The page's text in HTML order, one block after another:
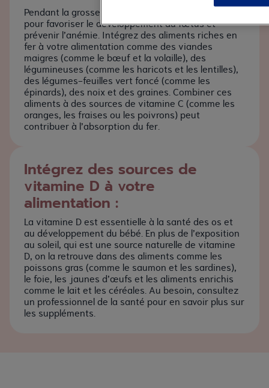
Pendant la grossesse, le besoin en fer augmente
pour favoriser le développement du fœtus et
prévenir l’anémie. Intégrez des aliments riches en
fer à votre alimentation comme des viandes
maigres (comme le bœuf et la volaille), des
légumineuses (comme les haricots et les lentilles),
des légumes-feuilles vert foncé (comme les
épinards), des noix et des graines. Combiner ces
aliments à des sources de vitamine C (comme les
oranges, les fraises ou les poivrons) peut
contribuer à l’absorption du fer.
Intégrez des sources de
vitamine D à votre
alimentation :
La vitamine D est essentielle à la santé des os et
au développement du bébé. En plus de l’exposition
au soleil, qui est une source naturelle de vitamine
D, on la retrouve dans des aliments comme les
poissons gras (comme le saumon et les sardines),
le foie, les jaunes d’œufs et les aliments enrichis
comme le lait et les céréales. Au besoin, consultez
un professionnel de la santé pour en savoir plus sur
les suppléments.